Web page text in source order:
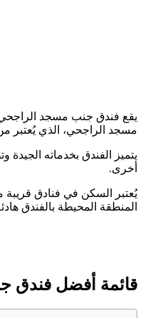
يقع فندق جنب مسجد الراجحي
مسجد الراجحي، الذي يُعتبر
يتميز الفندق بخدماته
أخرى.
المنطقة المحيطة بالفندق
قائمة أفضل فندق